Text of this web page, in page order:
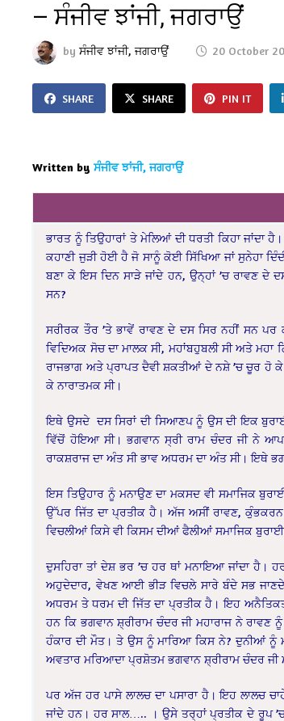
— ਸੰਜੀਵ ਝਾਂਜੀ, ਜਗਰਾਉਂ
byਸੰਜੀਵ ਝਾਂਜੀ, ਜਗਰਾਉਂ 20 October
SHARE SHARE PIN IT
Written by ਸੰਜੀਵ ਝਾਂਜੀ, ਜਗਰਾਉਂ
ਭਾਰਤ ਨੂੰ ਤਿਉਹਾਰਾਂ ਤੇ ਮੇਲਿਆਂ ਦੀ ਧਰਤੀ ਕਿਹਾ
ਕਹਾਣੀ ਜੁੜੀ ਹੋਈ ਹੈ ਜੋ ਸਾਨੂੰ ਕੋਈ ਸਿੱਖਿਆ ਜਾਂ ਸੁਨੇਹਾ
ਬਣਾ ਕੇ ਇਸ ਦਿਨ ਸਾੜੇ ਜਾਂਦੇ ਹਨ, ਉਨ੍ਹਾਂ ’ਚ ਰਾਵਣ ਦੇ
ਸਨ?
ਸਰੀਰਕ ਤੌਰ ’ਤੇ ਭਾਵੇਂ ਰਾਵਣ ਦੇ ਦਸ ਸਿਰ ਨਹੀਂ ਸਨ
ਵਿਦਿਅਕ ਸੋਚ ਦਾ ਮਾਲਕ ਸੀ, ਮਹਾਂਬਹੁਬਲੀ ਸੀ ਅਤੇ
ਰਾਜਭਾਗ ਅਤੇ ਪ੍ਰਾਪਤ ਦੈਵੀ ਸ਼ਕਤੀਆਂ ਦੇ ਨਸ਼ੇ ’ਚ ਚੂਰ ਹੋ
ਕੇ ਨਾਰਾਤਮਕ ਸੀ।
ਇਥੇ ਉਸਦੇ ਦਸ ਸਿਰਾਂ ਦੀ ਸਿਆਣਪ ਨੂੰ ਉਸ ਦੀ ਇਕ
ਵਿੱਚੋਂ ਹੋਇਆ ਸੀ। ਭਗਵਾਨ ਸ੍ਰੀ ਰਾਮ ਚੰਦਰ ਜੀ ਨੇ
ਰਾਕਸ਼ਰਾਜ ਦਾ ਅੰਤ ਸੀ ਭਾਵ ਅਧਰਮ ਦਾ ਅੰਤ ਸੀ। ਇਥੇ
ਇਸ ਤਿਉਹਾਰ ਨੂੰ ਮਨਾਉਣ ਦਾ ਮਕਸਦ ਵੀ ਸਮਾਜਿਕ
ਉੱਪਰ ਜਿੱਤ ਦਾ ਪ੍ਰਤੀਕ ਹੈ। ਅੱਜ ਅਸੀਂ ਰਾਵਣ,
ਵਿਚਲੀਆਂ ਕਿਸੇ ਵੀ ਕਿਸਮ ਦੀਆਂ ਫੈਲੀਆਂ ਸਮਾਜਿਕ
ਦੁਸਹਿਰਾ ਤਾਂ ਦੇਸ਼ ਭਰ ’ਚ ਹਰ ਥਾਂ ਮਨਾਇਆ ਜਾਂਦਾ ਹੈ।
ਅਹੁਦੇਦਾਰ, ਵੇਖਣ ਆਈ ਭੀੜ ਵਿਚਲੇ ਸਾਰੇ ਬੰਦੇ ਸਭ ਜਾਣਦੇ
ਅਧਰਮ ਤੇ ਧਰਮ ਦੀ ਜਿੱਤ ਦਾ ਪ੍ਰਤੀਕ ਹੈ। ਇਹ
ਹਨ ਕਿ ਭਗਵਾਨ ਸ਼੍ਰੀਰਾਮ ਚੰਦਰ ਜੀ ਮਹਾਰਾਜ ਨੇ
ਹੰਕਾਰ ਦੀ ਮੌਤ। ਤੇ ਉਸ ਨੂੰ ਮਾਰਿਆ ਕਿਸ ਨੇ? ਦੁਨੀਆਂ ਨੂੰ
ਅਵਤਾਰ ਮਰਿਆਦਾ ਪ੍ਰਸ਼ੋਤਮ ਭਗਵਾਨ ਸ਼੍ਰੀਰਾਮ ਚੰਦਰ ਜੀ
ਪਰ ਅੱਜ ਹਰ ਪਾਸੇ ਲਾਲਚ ਦਾ ਪਸਾਰਾ ਹੈ। ਇਹ ਲਾਲਚ
ਜਾਂਦੇ ਹਨ। ਹਰ ਸਾਲ….. । ਉਸੇ ਤਰ੍ਹਾਂ ਪ੍ਰਤੀਕ ਦੇ ਰੂਪ